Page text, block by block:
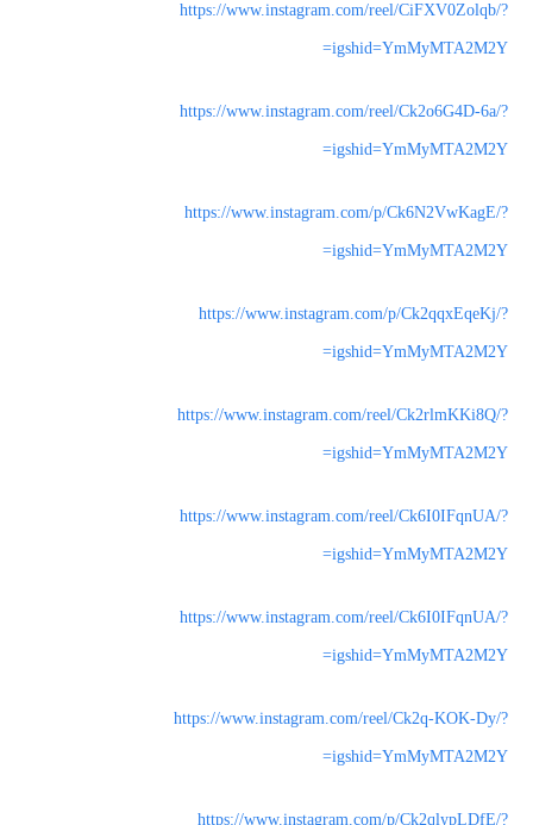
https://www.instagram.com/reel/CiFXV0Zolqb/?
igshid=YmMyMTA2M2Y=
https://www.instagram.com/reel/Ck2o6G4D-6a/?
igshid=YmMyMTA2M2Y=
https://www.instagram.com/p/Ck6N2VwKagE/?
igshid=YmMyMTA2M2Y=
https://www.instagram.com/p/Ck2qqxEqeKj/?
igshid=YmMyMTA2M2Y=
https://www.instagram.com/reel/Ck2rlmKKi8Q/?
igshid=YmMyMTA2M2Y=
https://www.instagram.com/reel/Ck6I0IFqnUA/?
igshid=YmMyMTA2M2Y=
https://www.instagram.com/reel/Ck6I0IFqnUA/?
igshid=YmMyMTA2M2Y=
https://www.instagram.com/reel/Ck2q-KOK-Dy/?
igshid=YmMyMTA2M2Y=
https://www.instagram.com/p/Ck2qlypLDfE/?